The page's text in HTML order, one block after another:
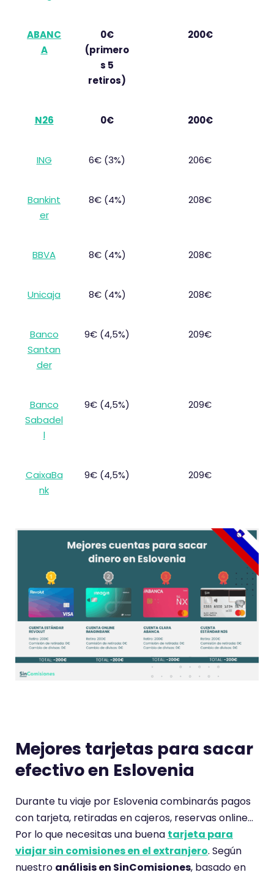
ABANC
A
0€
(primero
s 5
retiros)
200€
N26 0€ 200€
ING 6€ (3%) 206€
Bankint
er
8€ (4%) 208€
BBVA 8€ (4%) 208€
Unicaja 8€ (4%) 208€
Banco
Santan
der
9€ (4,5%) 209€
Banco
Sabadel
l
9€ (4,5%) 209€
CaixaBa
nk
9€ (4,5%) 209€
Mejores tarjetas para sacar
efectivo en Eslovenia
Durante tu viaje por Eslovenia combinarás pagos
con tarjeta, retiradas en cajeros, reservas online…
Por lo que necesitas una buena tarjeta para
viajar sin comisiones en el extranjero. Según
nuestro análisis en SinComisiones, basado en